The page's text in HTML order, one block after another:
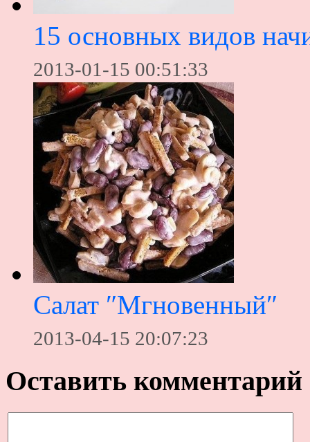
15 основных видов
2013-01-15 00:51:33
Салат ″Мгновенный″
2013-04-15 20:07:23
Оставить комментарий